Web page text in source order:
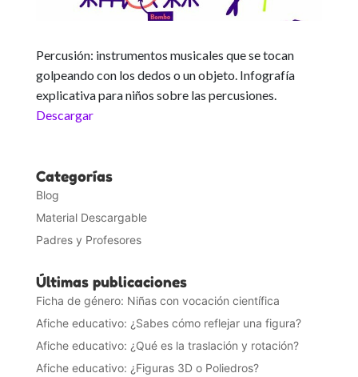
Percusión: instrumentos musicales que se tocan
golpeando con los dedos o un objeto. Infografía
explicativa para niños sobre las percusiones.
Descargar
Categorías
Blog
Material Descargable
Padres y Profesores
Últimas publicaciones
Ficha de género: Niñas con vocación científica
Afiche educativo: ¿Sabes cómo reflejar una figura?
Afiche educativo: ¿Qué es la traslación y rotación?
Afiche educativo: ¿Figuras 3D o Poliedros?